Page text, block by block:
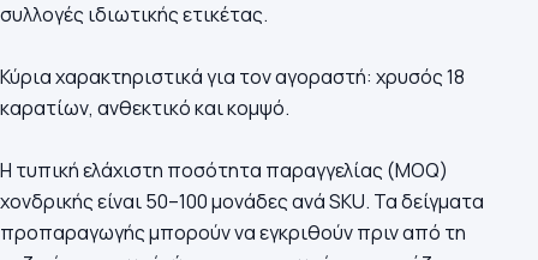
συλλογές ιδιωτικής ετικέτας.
Κύρια χαρακτηριστικά για τον αγοραστή: χρυσός 18
καρατίων, ανθεκτικό και κομψό.
Η τυπική ελάχιστη ποσότητα παραγγελίας (MOQ)
χονδρικής είναι 50–100 μονάδες ανά SKU. Τα δείγματα
προπαραγωγής μπορούν να εγκριθούν πριν από τη